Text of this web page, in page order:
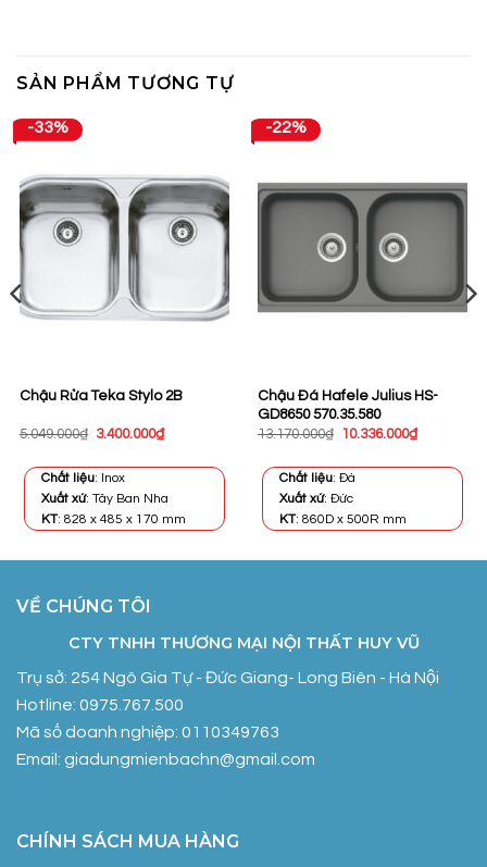
SẢN PHẨM TƯƠNG TỰ
-33%
Chậu Rửa Teka Stylo 2B
5.049.000₫ Giá
5.049.000₫.
3.400.000₫Giá
Chất liệu: Inox
Xuất xứ: Tây Ban Nha
KT: 828 x 485 x 170 mm
-22%
Chậu Đá Hafele Julius HS-
GD8650 570.35.580
13.170.000₫
Giá
13.170.000₫.
10.336.000₫Giá
Chất liệu: Đá
Xuất xứ: Đức
KT: 860D x 500R mm
VỀ CHÚNG TÔI
CTY TNHH THƯƠNG MẠI NỘI THẤT HUY VŨ
Trụ sở: 254 Ngô Gia Tự - Đức Giang- Long Biên - Hà Nội
Hotline: 0975.767.500
Mã số doanh nghiệp: 0110349763
Email: giadungmienbachn@gmail.com
CHÍNH SÁCH MUA HÀNG